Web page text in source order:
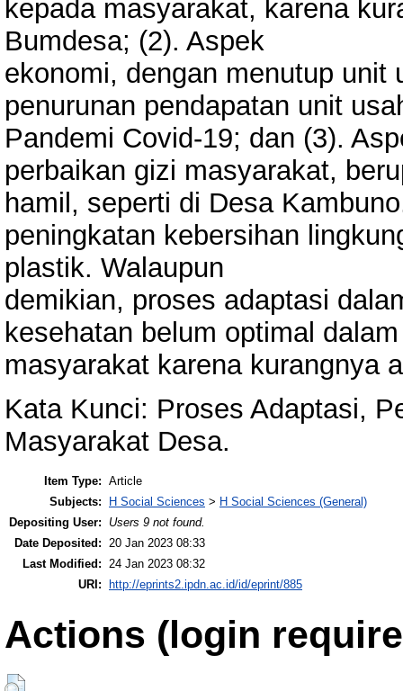
kepada masyarakat, karena
Bumdesa; (2). Aspek
ekonomi, dengan menutup unit
penurunan pendapatan unit
Pandemi Covid-19; dan (3).
perbaikan gizi masyarakat,
hamil, seperti di Desa
peningkatan kebersihan
plastik. Walaupun
demikian, proses adaptasi
kesehatan belum optimal
masyarakat karena kurangnya
Kata Kunci: Proses Adaptasi,
Masyarakat Desa.
Item Type: Article
Subjects:
H Social Sciences > H Social Sciences (General)
Depositing User:
Users 9 not found.
Date Deposited: 20 Jan 2023 08:33
Last Modified: 24 Jan 2023 08:32
URI:
http://eprints2.ipdn.ac.id/id/eprint/885
Actions (login